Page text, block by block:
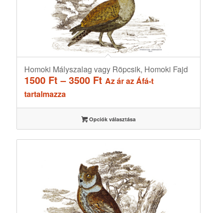
Homoki Mályszalag vagy Röpcsik, Homoki Fajd
1500 Ft – 3500 FtÁrtartomány:
3500 Ft
Az ár az Áfá-t
tartalmazza
Opciók választása